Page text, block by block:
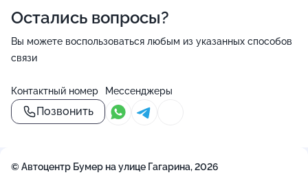
Остались вопросы?
Вы можете воспользоваться любым из указанных способов
связи
Контактный номер
Позвонить
Мессенджеры
© Автоцентр Бумер на улице Гагарина, 2026